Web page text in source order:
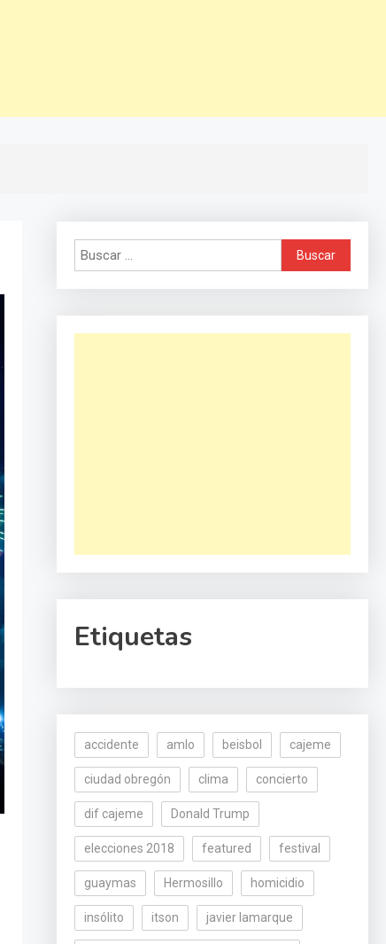
Buscar:
Etiquetas
accidente amlo beisbol cajeme
ciudad obregón clima concierto
dif cajeme Donald Trump
elecciones 2018 featured festival
guaymas Hermosillo homicidio
insólito itson javier lamarque